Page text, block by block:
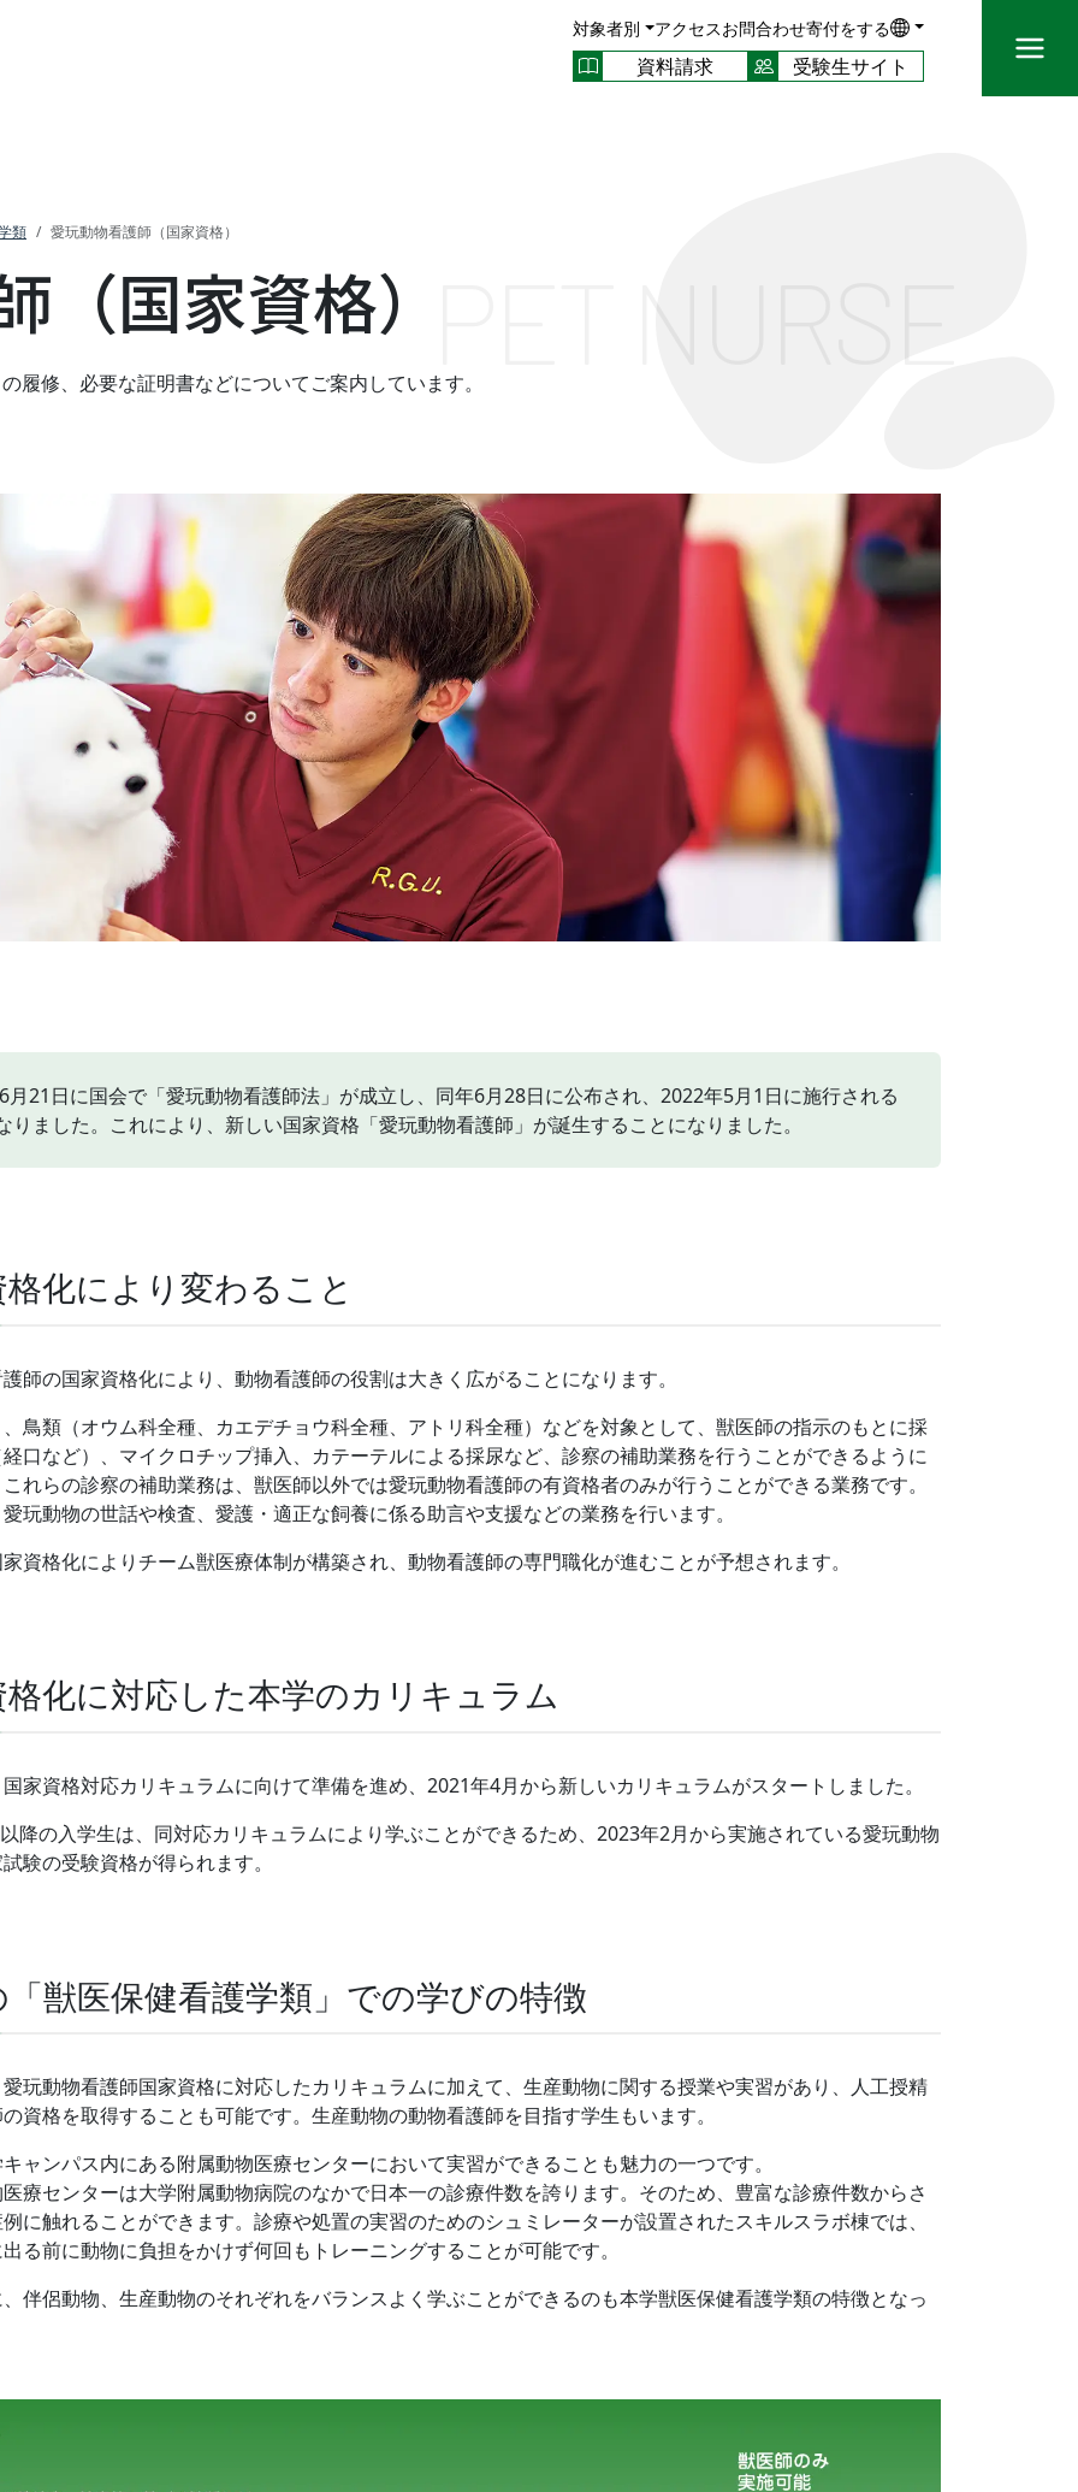
対象者別 アクセスお問合わせ寄付をする
資料請求 受験生サイト
PET NURSE
類 愛玩動物看護師（国家資格）
（国家資格）
履修、必要な証明書などについてご案内しています。
月21日に国会で「愛玩動物看護師法」が成立し、同年6月28日に公布され、2022年5月1日に施行される
りました。これにより、新しい国家資格「愛玩動物看護師」が誕生することになりました。
格化により変わること
師の国家資格化により、動物看護師の役割は大きく広がることになります。
鳥類（オウム科全種、カエデチョウ科全種、アトリ科全種）などを対象として、獣医師の指示のもとに採
口など）、マイクロチップ挿入、カテーテルによる採尿など、診察の補助業務を行うことができるように
れらの診察の補助業務は、獣医師以外では愛玩動物看護師の有資格者のみが行うことができる業務です。
玩動物の世話や検査、愛護・適正な飼養に係る助言や支援などの業務を行います。
資格化によりチーム獣医療体制が構築され、動物看護師の専門職化が進むことが予想されます。
格化に対応した本学のカリキュラム
家資格対応カリキュラムに向けて準備を進め、2021年4月から新しいカリキュラムがスタートしました。
降の入学生は、同対応カリキュラムにより学ぶことができるため、2023年2月から実施されている愛玩動物
験の受験資格が得られます。
「獣医保健看護学類」での学びの特徴
玩動物看護師国家資格に対応したカリキュラムに加えて、生産動物に関する授業や実習があり、人工授精
資格を取得することも可能です。生産動物の動物看護師を目指す学生もいます。
ャンパス内にある附属動物医療センターにおいて実習ができることも魅力の一つです。
療センターは大学附属動物病院のなかで日本一の診療件数を誇ります。そのため、豊富な診療件数からさ
に触れることができます。診療や処置の実習のためのシュミレーターが設置されたスキルスラボ棟では、
る前に動物に負担をかけず何回もトレーニングすることが可能です。
伴侶動物、生産動物のそれぞれをバランスよく学ぶことができるのも本学獣医保健看護学類の特徴となっ